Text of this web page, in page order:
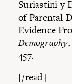
Suriastini y
of Parental
Evidence
Demography
457.
[/read]